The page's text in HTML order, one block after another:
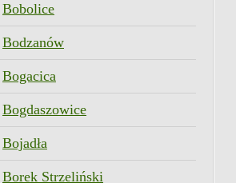
Bobolice
Bodzanów
Bogacica
Bogdaszowice
Bojadła
Borek Strzeliński